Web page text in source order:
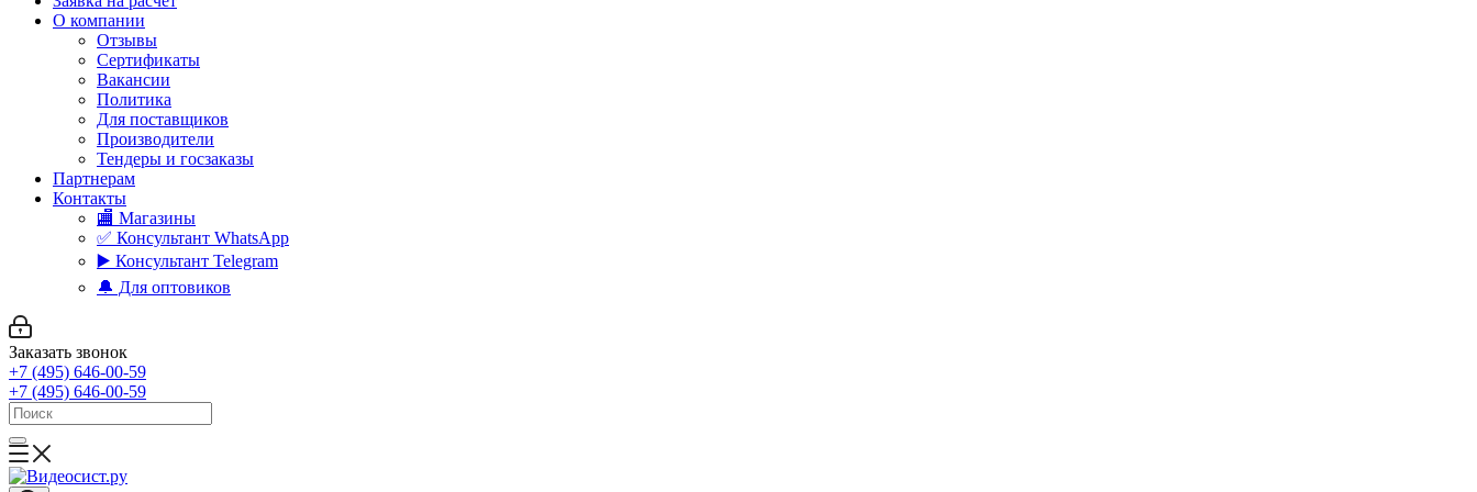
О компании
Отзывы
Сертификаты
Вакансии
Политика
Для поставщиков
Производители
Тендеры и госзаказы
Партнерам
Контакты
🏬 Магазины
✅️ Консультант WhatsApp
▶️ Консультант Telegram
🔔 Для оптовиков
Заказать звонок
+7 (495) 646-00-59
+7 (495) 646-00-59